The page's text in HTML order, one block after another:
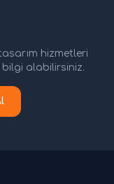
hizmetleri
bilgi alabilirsiniz.